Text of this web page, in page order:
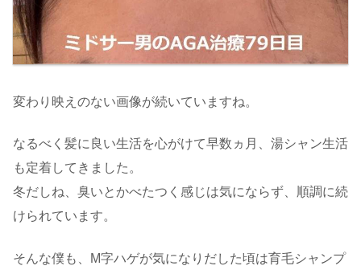
変わり映えのない画像が続いていますね。
なるべく髪に良い生活を心がけて早数ヵ月、湯シャン生活
も定着してきました。
冬だしね、臭いとかべたつく感じは気にならず、順調に続
けられています。
そんな僕も、M字ハゲが気になりだした頃は育毛シャンプ